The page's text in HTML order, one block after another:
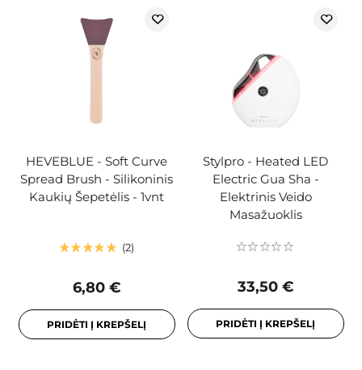
HEVEBLUE - Soft Curve
Spread Brush - Silikoninis
Kaukių Šepetėlis - 1vnt
2
6,80 €
PRIDĖTI Į KREPŠELĮ
Stylpro - Heated LED
Electric Gua Sha -
Elektrinis Veido
Masažuoklis
33,50 €
PRIDĖTI Į KREPŠELĮ